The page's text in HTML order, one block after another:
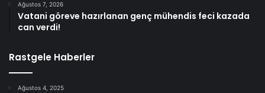
Ağustos 7, 2026
Vatani göreve hazırlanan genç mühendis feci kazada
can verdi!
Rastgele Haberler
Ağustos 4, 2025